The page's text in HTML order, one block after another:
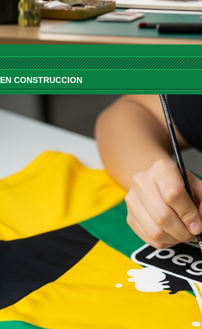
EN CONSTRUCCION